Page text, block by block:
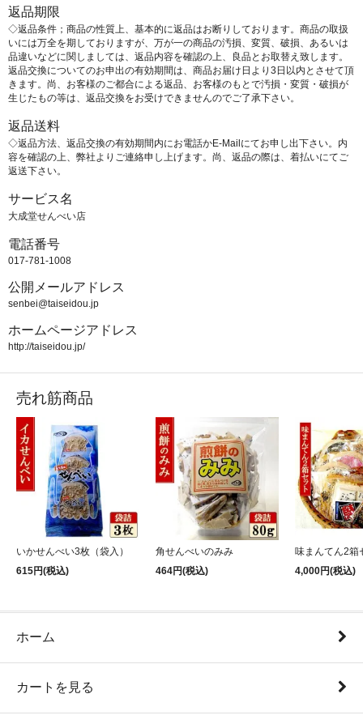
返品期限
◇返品条件；商品の性質上、基本的に返品はお断りしております。商品の取扱
いには万全を期しておりますが、万が一の商品の汚損、変質、破損、あるいは
品違いなどに関しましては、返品内容を確認の上、良品とお取替え致します。
返品交換についてのお申出の有効期間は、商品お届け日より3日以内とさせて頂
きます。尚、お客様のご都合による返品、お客様のもとで汚損・変質・破損が
生じたもの等は、返品交換をお受けできませんのでご了承下さい。
返品送料
◇返品方法、返品交換の有効期間内にお電話かE-Mailにてお申し出下さい。内
容を確認の上、弊社よりご連絡申し上げます。尚、返品の際は、着払いにてご
返送下さい。
サービス名
大成堂せんべい店
電話番号
017-781-1008
公開メールアドレス
senbei@taiseidou.jp
ホームページアドレス
http://taiseidou.jp/
売れ筋商品
いかせんべい3枚（袋入）
615円(税込)
角せんべいのみみ
464円(税込)
味まんてん2箱
4,000円(税込)
ホーム
カートを見る